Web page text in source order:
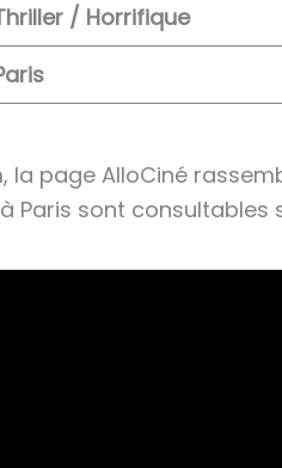
/ Horrifique
page AlloCiné
à Paris sont